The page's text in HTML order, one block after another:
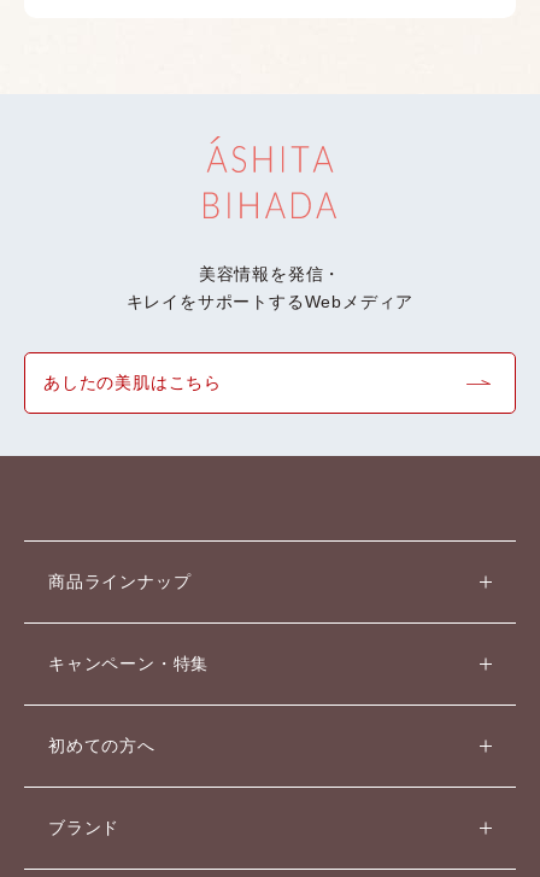
美容情報を発信・
キレイをサポートするWebメディア
あしたの美肌はこちら
商品ラインナップ
キャンペーン・特集
初めての方へ
ブランド